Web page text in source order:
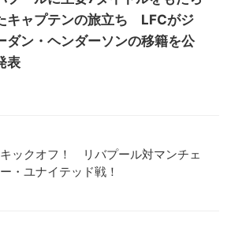
キャプテンの旅立ち LFCがジ
ダン・ヘンダーソンの移籍を公
表
ックオフ！ リバプール対マンチェ
・ユナイテッド戦！